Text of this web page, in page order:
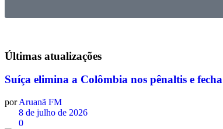
Últimas atualizações
Suíça elimina a Colômbia nos pênaltis e
por Aruanã FM
8 de julho de 2026
0